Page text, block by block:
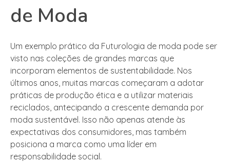
de Moda
Um exemplo prático da Futurologia de moda pode ser
visto nas coleções de grandes marcas que
incorporam elementos de sustentabilidade. Nos
últimos anos, muitas marcas começaram a adotar
práticas de produção ética e a utilizar materiais
reciclados, antecipando a crescente demanda por
moda sustentável. Isso não apenas atende às
expectativas dos consumidores, mas também
posiciona a marca como uma líder em
responsabilidade social.